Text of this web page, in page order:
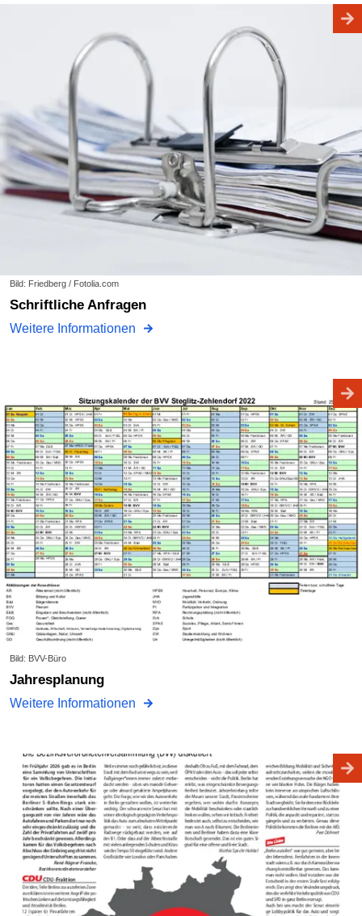
Bild: Friedberg / Fotolia.com
Schriftliche Anfragen
Weitere Informationen
Bild: BVV-Büro
Jahresplanung
Weitere Informationen